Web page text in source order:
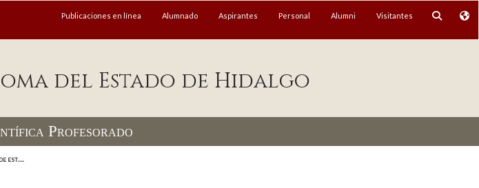
Publicaciones en línea Alumnado Aspirantes Personal Alumni Visitantes
del Estado de Hidalgo
Profesorado
est...